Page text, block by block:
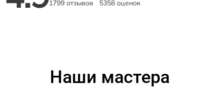
1799 отзывов 5358 оценок
Наши мастера